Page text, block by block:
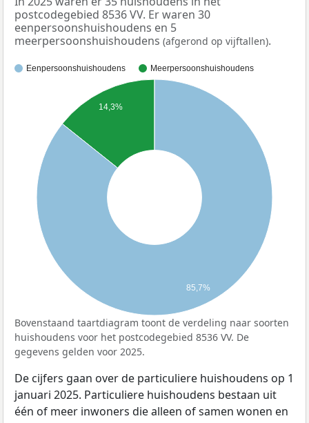
postcodegebied 8536 VV. Er waren 30
eenpersoonshuishoudens en 5
meerpersoonshuishoudens (afgerond op vijftallen).
Eenpersoonshuishoudens Meerpersoonshuishoudens
14,3%
85,7%
Bovenstaand taartdiagram toont de verdeling naar soorten
huishoudens voor het postcodegebied 8536 VV. De
gegevens gelden voor 2025.
De cijfers gaan over de particuliere huishoudens op 1
januari 2025. Particuliere huishoudens bestaan uit
één of meer inwoners die alleen of samen wonen en